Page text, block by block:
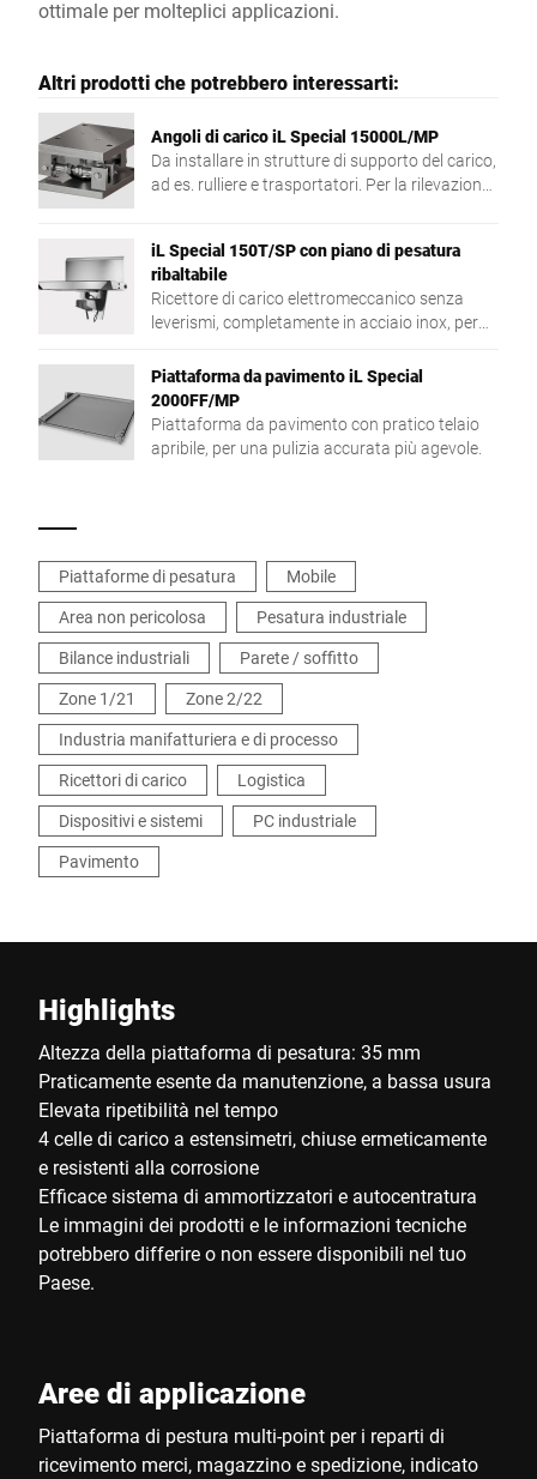
ottimale per molteplici applicazioni.
Altri prodotti che potrebbero interessarti:
Angoli di carico iL Special 15000L/MP
Da installare in strutture di supporto del carico,
ad es. rulliere e trasportatori. Per la rilevazione
iL Special 150T/SP con piano di pesatura
ribaltabile
Ricettore di carico elettromeccanico senza
leverismi, completamente in acciaio inox, per
Piattaforma da pavimento iL Special
2000FF/MP
Piattaforma da pavimento con pratico telaio
apribile, per una pulizia accurata più agevole.
Piattaforme di pesatura
Mobile
Area non pericolosa
Pesatura industriale
Bilance industriali
Parete / soffitto
Zone 1/21
Zone 2/22
Industria manifatturiera e di processo
Ricettori di carico
Logistica
Dispositivi e sistemi
PC industriale
Pavimento
Highlights
Altezza della piattaforma di pesatura: 35 mm
Praticamente esente da manutenzione, a bassa usura
Elevata ripetibilità nel tempo
4 celle di carico a estensimetri, chiuse ermeticamente
e resistenti alla corrosione
Efficace sistema di ammortizzatori e autocentratura
Le immagini dei prodotti e le informazioni tecniche
potrebbero differire o non essere disponibili nel tuo
Paese.
Aree di applicazione
Piattaforma di pestura multi-point per i reparti di
ricevimento merci, magazzino e spedizione, indicato